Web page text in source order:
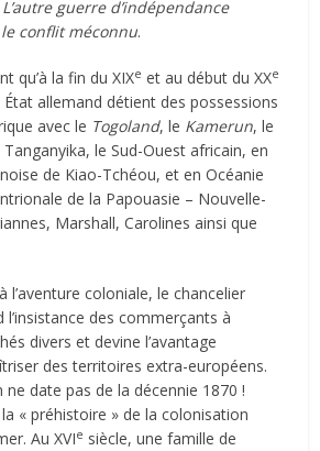
L’autre guerre d’indépendance
conflit méconnu.
qu’à la fin du XIXe et au début du XXe
allemand détient des possessions
avec le Togoland, le Kamerun, le
le Sud-Ouest africain, en
de Kiao-Tchéou, et en Océanie
de la Papouasie – Nouvelle-
Marshall, Carolines ainsi que
l’aventure coloniale, le chancelier
des commerçants à
divers et devine l’avantage
des territoires extra-européens.
ne date pas de la décennie 1870 !
« préhistoire » de la colonisation
Au XVIe siècle, une famille de